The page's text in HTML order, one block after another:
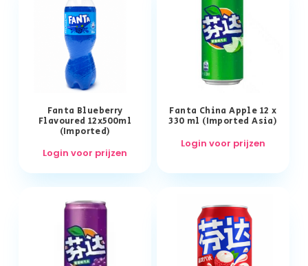
Fanta Blueberry
Flavoured 12x500ml
(Imported)
Login voor prijzen
Fanta China Apple 12 x
330 ml (Imported Asia)
Login voor prijzen